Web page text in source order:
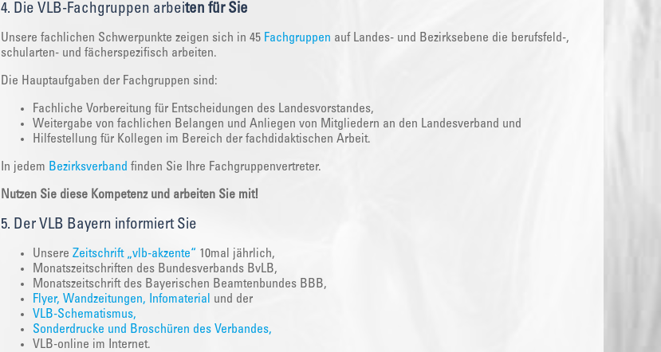
4. Die VLB-Fachgruppen arbeiten für Sie
Unsere fachlichen Schwerpunkte zeigen sich in 45 Fachgruppen auf Landes- und Bezirksebene die berufsfeld-,
schularten- und fächerspezifisch arbeiten.
Die Hauptaufgaben der Fachgruppen sind:
Fachliche Vorbereitung für Entscheidungen des Landesvorstandes,
Weitergabe von fachlichen Belangen und Anliegen von Mitgliedern an den Landesverband und
Hilfestellung für Kollegen im Bereich der fachdidaktischen Arbeit.
In jedem Bezirksverband finden Sie Ihre Fachgruppenvertreter.
Nutzen Sie diese Kompetenz und arbeiten Sie mit!
5. Der VLB Bayern informiert Sie
Unsere Zeitschrift „vlb-akzente“ 10mal jährlich,
Monatszeitschriften des Bundesverbands BvLB,
Monatszeitschrift des Bayerischen Beamtenbundes BBB,
Flyer, Wandzeitungen, Infomaterial
und der
VLB-Schematismus,
Sonderdrucke und Broschüren des Verbandes,
VLB-online im Internet.